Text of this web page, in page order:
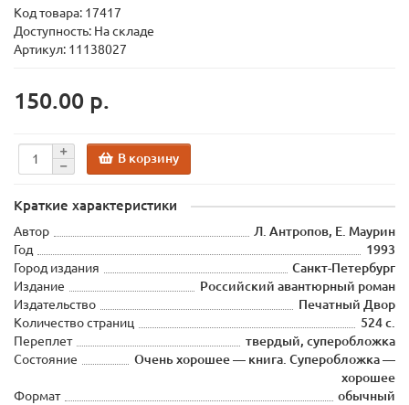
Код товара: 17417
Доступность: На складе
Артикул: 11138027
150.00 р.
В корзину
Краткие характеристики
Автор
Л. Антропов, Е. Маурин
Год
1993
Город издания
Санкт-Петербург
Издание
Российский авантюрный роман
Издательство
Печатный Двор
Количество страниц
524 с.
Переплет
твердый, суперобложка
Состояние
Очень хорошее — книга. Суперобложка —
хорошее
Формат
обычный